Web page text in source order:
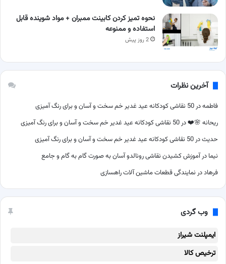
نحوه تمیز کردن کابینت ممبران + مواد شوینده قابل
استفاده و ممنوعه
2 روز پیش
آخرین نظرات
فاطمهدر 50 نقاشی کودکانه عید غدیر خم سخت و آسان و برای رنگ آمیزی
ریحانه 🌸❤️در 50 نقاشی کودکانه عید غدیر خم سخت و آسان و برای رنگ آمیزی
حدیثدر 50 نقاشی کودکانه عید غدیر خم سخت و آسان و برای رنگ آمیزی
نیما درآموزش کشیدن نقاشی رونالدو آسان به صورت گام به گام و جامع
فرهاددر نمایندگی قطعات ماشین آلات راهسازی
وب گردی
ایمپلنت شیراز
ترخیص کالا